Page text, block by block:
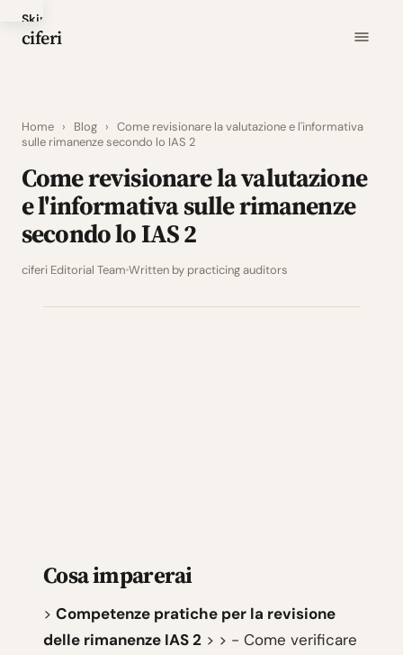
Skip
to
ciferi
Home › Blog › Come revisionare la valutazione e l'informativa
sulle rimanenze secondo lo IAS 2
Come revisionare la valutazione
e l'informativa sulle rimanenze
secondo lo IAS 2
ciferi Editorial Team Written by practicing auditors
Cosa imparerai
> Competenze pratiche per la revisione
delle rimanenze IAS 2 > > - Come verificare